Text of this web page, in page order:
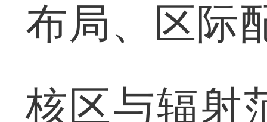
布局、区际
核区与辐射